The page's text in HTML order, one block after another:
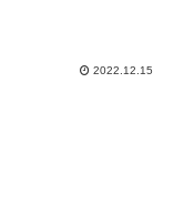
2022.12.15